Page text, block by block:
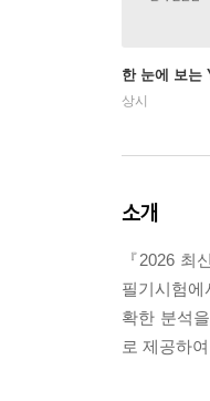
한 눈에 보는
상시
소개
『2026
필기시험
확한 분석
로 제공하